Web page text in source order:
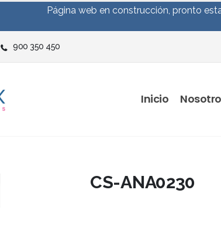
Página web en construcción, pronto
900 350 450
Inicio
CS-ANA0230